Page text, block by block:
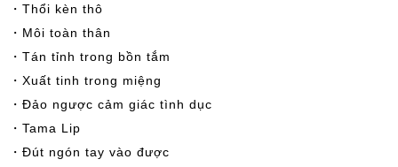
・Thổi kèn thô
・Môi toàn thân
・Tán tỉnh trong bồn tắm
・Xuất tinh trong miệng
・Đảo ngược cảm giác tình dục
・Tama Lip
・Đút ngón tay vào được